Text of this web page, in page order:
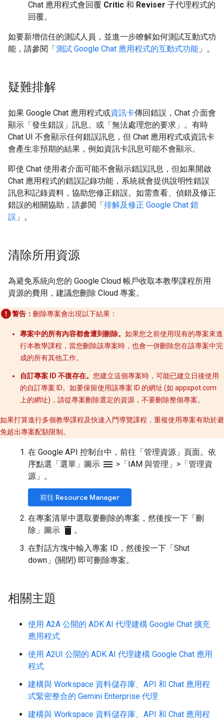
Chat 應用程式會回覆 Critic 和 Reviser 子代理程式的
回覆。
如要新增信任的測試人員，並進一步瞭解如何測試互動式功
能，請參閱「 測試 Google Chat 應用程式的互動式功能 」。
疑難排解
如果 Google Chat 應用程式或資訊卡傳回錯誤，Chat 介面會
顯示「發生錯誤」訊息。或「無法處理您的要求」。有時
Chat UI 不會顯示任何錯誤訊息，但 Chat 應用程式或資訊卡
會產生非預期的結果，例如資訊卡訊息可能不會顯示。
即使 Chat 使用者介面可能不會顯示錯誤訊息，但如果開啟
Chat 應用程式的錯誤記錄功能，系統就會提供說明性錯誤
訊息和記錄資料，協助您修正錯誤。如需查看、偵錯及修正
錯誤的相關協助，請參閱「 排解及修正 Google Chat 錯
誤 」。
清除所用資源
為避免系統向您的 Google Cloud 帳戶收取本教學課程所用
資源的費用，建議您刪除 Cloud 專案。
警告： 刪除專案會出現以下結果：
專案中的所有內容都會遭到刪除。 如果您之前使用現有的專案來進
行本教學課程，當您刪除該專案時，也會一併刪除您在該專案中完
成的所有其他工作。
自訂專案 ID 不復存在。 您建立這個專案時，可能已建立日後使用
的自訂專案 ID。如要保留使用該專案 ID 的網址 (如 appspot.com
上的網址)，請從專案刪除選定的資源，不要刪除整個專案。
如果打算進行多個教學課程及快速入門導覽課程，重複使用專案有助於避
免超出專案配額限制。
在 Google API 控制台中，前往「管理資源」 頁面。依
序點選「選單」 圖示 menu >「IAM 與管理」 >「管理資
源」 。
前往 Resource Manager
在專案清單中選取要刪除的專案，然後按一下「刪
除」圖示 delete 。
在對話方塊中輸入專案 ID，然後按一下「Shut
down」(關閉) 即可刪除專案。
相關主題
使用 A2A 公開的 ADK AI 代理建構 Google Chat 擴充
應用程式
使用 A2UI 公開的 ADK AI 代理建構 Google Chat 應用
程式
建構與 Workspace 資料儲存庫、API 和 Chat 應用程
式緊密整合的 Gemini Enterprise 代理
建構與 Workspace 資料儲存庫、API 和 Chat 應用程